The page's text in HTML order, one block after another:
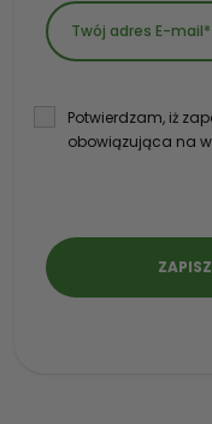
Potwierdzam, iż
obowiązująca na